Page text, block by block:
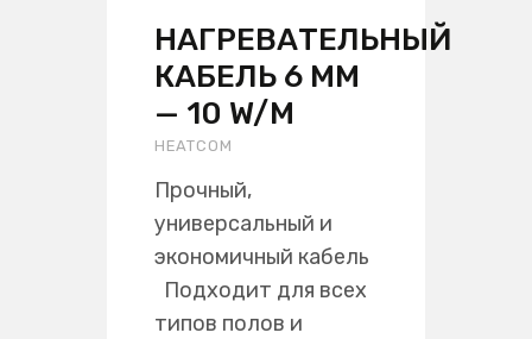
НАГРЕВАТЕЛЬНЫЙ
КАБЕЛЬ 6 ММ
— 10 W/M
HEATCOM
Прочный,
универсальный и
экономичный кабель
Подходит для всех
типов полов и